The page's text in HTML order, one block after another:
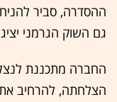
ההסדרה, סביר
גם השוק הגרמני
החברה מתכננת
הצלחתה, להרחיב את